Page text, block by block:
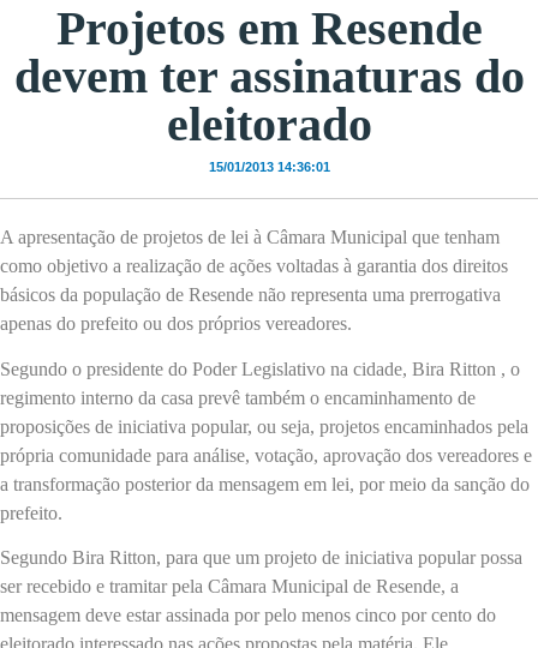
Projetos em Resende
devem ter assinaturas do
eleitorado
15/01/2013 14:36:01
A apresentação de projetos de lei à Câmara Municipal que tenham
como objetivo a realização de ações voltadas à garantia dos direitos
básicos da população de Resende não representa uma prerrogativa
apenas do prefeito ou dos próprios vereadores.
Segundo o presidente do Poder Legislativo na cidade, Bira Ritton , o
regimento interno da casa prevê também o encaminhamento de
proposições de iniciativa popular, ou seja, projetos encaminhados pela
própria comunidade para análise, votação, aprovação dos vereadores e
a transformação posterior da mensagem em lei, por meio da sanção do
prefeito.
Segundo Bira Ritton, para que um projeto de iniciativa popular possa
ser recebido e tramitar pela Câmara Municipal de Resende, a
mensagem deve estar assinada por pelo menos cinco por cento do